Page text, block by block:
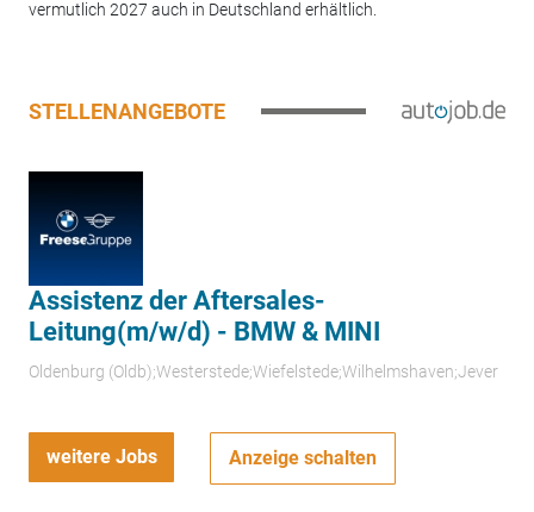
vermutlich 2027 auch in Deutschland erhältlich.
STELLENANGEBOTE
Assistenz der Aftersales-
Leitung(m/w/d) - BMW & MINI
Oldenburg (Oldb);Westerstede;Wiefelstede;Wilhelmshaven;Jever
weitere Jobs Anzeige schalten